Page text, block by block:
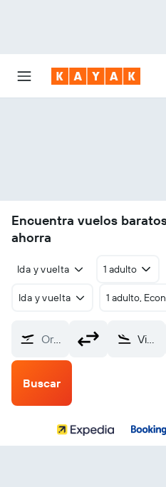
Encuentra vuelos
ahorra
Ida y vuelta 1 adulto
Ida y vuelta 1 adulto,
Origen Vieste (VIF)
Buscar